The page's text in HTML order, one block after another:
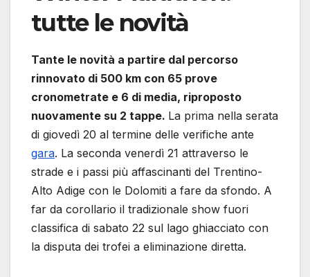
tutte le novità
Tante le novità a partire dal percorso
rinnovato di 500 km con 65 prove
cronometrate e 6 di media, riproposto
nuovamente su 2 tappe. La prima nella serata
di giovedì 20 al termine delle verifiche ante
gara. La seconda venerdì 21 attraverso le
strade e i passi più affascinanti del Trentino-
Alto Adige con le Dolomiti a fare da sfondo. A
far da corollario il tradizionale show fuori
classifica di sabato 22 sul lago ghiacciato con
la disputa dei trofei a eliminazione diretta.